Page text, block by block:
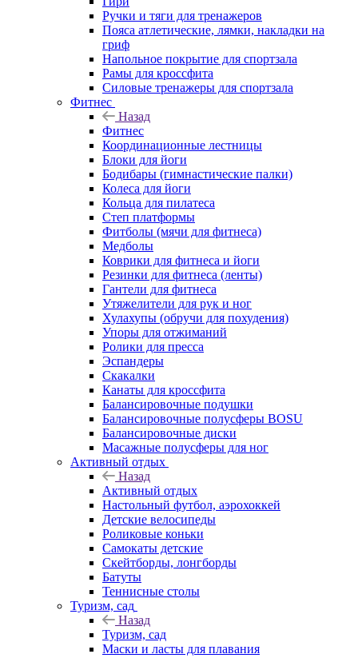
Ручки и тяги для тренажеров
Пояса атлетические, лямки, накладки на
гриф
Напольное покрытие для спортзала
Рамы для кроссфита
Силовые тренажеры для спортзала
Фитнес
Назад
Фитнес
Координационные лестницы
Блоки для йоги
Бодибары (гимнастические палки)
Колеса для йоги
Кольца для пилатеса
Степ платформы
Фитболы (мячи для фитнеса)
Медболы
Коврики для фитнеса и йоги
Резинки для фитнеса (ленты)
Гантели для фитнеса
Утяжелители для рук и ног
Хулахупы (обручи для похудения)
Упоры для отжиманий
Ролики для пресса
Эспандеры
Скакалки
Канаты для кроссфита
Балансировочные подушки
Балансировочные полусферы BOSU
Балансировочные диски
Масажные полусферы для ног
Активный отдых
Назад
Активный отдых
Настольный футбол, аэрохоккей
Детские велосипеды
Роликовые коньки
Самокаты детские
Скейтборды, лонгборды
Батуты
Теннисные столы
Туризм, сад
Назад
Туризм, сад
Маски и ласты для плавания